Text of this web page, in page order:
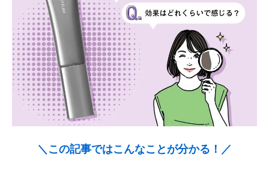
＼この記事ではこんなことが分かる！／